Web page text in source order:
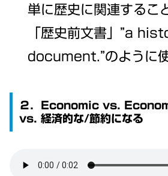
単に歴史に関連するこ
「歴史前文書」”a
document.”のように使
２．Economic vs.
vs. 経済的な/節約になる